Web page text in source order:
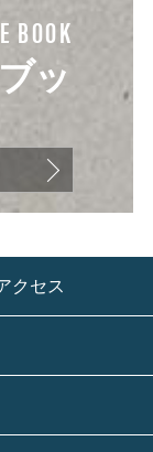
BOOK
ッ
クセス